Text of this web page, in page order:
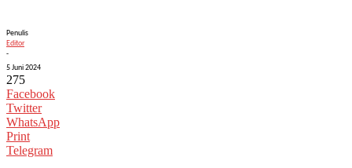
Penulis
Editor
-
5 Juni 2024
275
Facebook
Twitter
WhatsApp
Print
Telegram